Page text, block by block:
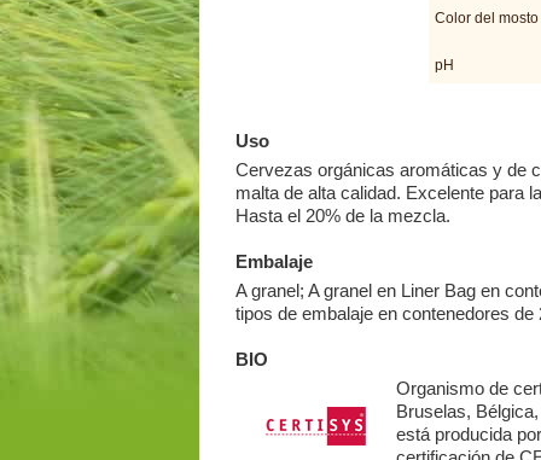
Color del mosto
pH
Uso
Cervezas orgánicas aromáticas y de
malta de alta calidad. Excelente para
Hasta el 20% de la mezcla.
Embalaje
A granel; A granel en Liner Bag en
tipos de embalaje en contenedores
BIO
Organismo de
Bruselas,
está producida